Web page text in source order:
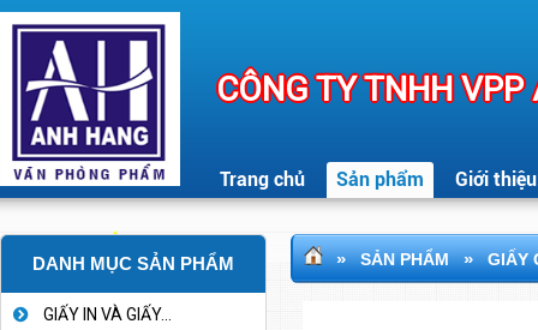
CÔNG TY TNHH
Trang chủ Sản phẩm Giới thiệu
DANH MỤC SẢN PHẨM
GIẤY IN VÀ GIẤY...
» SẢN PHẨM » GIẤY